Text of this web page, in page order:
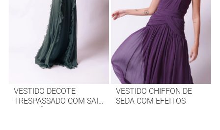
VESTIDO DECOTE
TRESPASSADO COM SAIA
VESTIDO CHIFFON DE
SEDA COM EFEITOS